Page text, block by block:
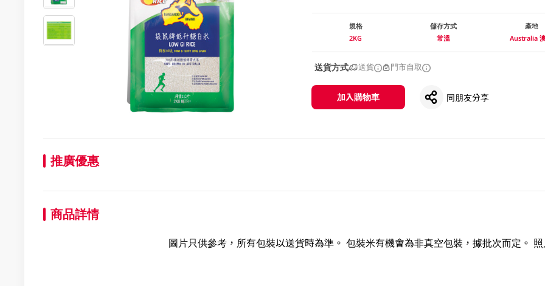
規格
2KG
儲存方式
常溫
產地
Australia
送貨方式 送貨 門市自取
加入購物車 同朋友分享
推廣優惠
商品詳情
圖片只供參考，所有包裝以送貨時為準。 包裝米有機會為非真空包裝，據批次而定。 照